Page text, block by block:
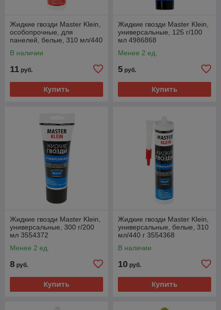
Жидкие гвозди Master Klein,
особопрочные, для
панелей, белые, 310 мл/440
В наличии
11 руб.
Купить
Жидкие гвозди Master Klein,
универсальные, 125 г/100
мл 4986868
Менее 2 ед.
5 руб.
Купить
Жидкие гвозди Master Klein,
универсальные, 300 г/200
мл 3554372
Менее 2 ед.
8 руб.
Купить
Жидкие гвозди Master Klein,
универсальные, белые, 310
мл/440 г 3554368
В наличии
10 руб.
Купить